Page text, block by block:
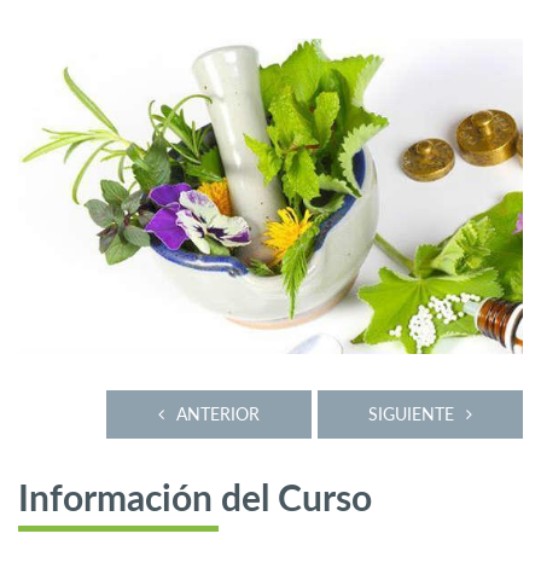
SIGUIENTE
ANTERIOR
Información del Curso